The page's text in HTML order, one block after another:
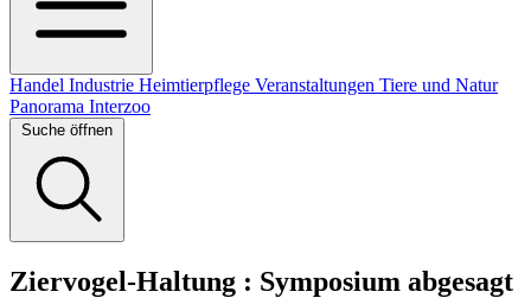
Handel Industrie Heimtierpflege Veranstaltungen Tiere und Natur
Panorama Interzoo
Suche öffnen
Ziervogel-Haltung : Symposium abgesagt